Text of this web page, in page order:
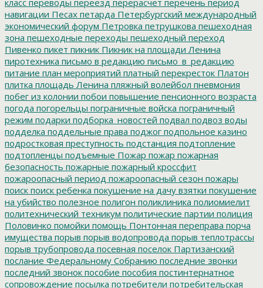
навигации Песах петарда Петербургский международный
экономический форум Петровка петрушкова пешеходная
зона пешеходные переходы пешеходный переход
Пивенко пикет пикник Пикник на площади Ленина
пиротехника письмо в редакцию письмо_в_редакцию
питание план мероприятий платный перекресток Платон
плитка площадь Ленина пляжный волейбол пневмония
побег из колонии побои повышение пенсионного возраста
погода погорельцы пограничные войска пограничный
режим подарки подборка_новостей подвал подвоз воды
подделка поддельные права поджог подпольное казино
подростковая преступность подстанция подтопление
подтопленцы подъемные Пожар пожар пожарная
безопасность пожарные пожарный кроссфит
пожароопасный период пожароопасный сезон пожары
поиск поиск ребенка покушение на дачу взятки покушение
на убийство полезное полигон поликлиника полиомиелит
политехнический техникум политические партии полиция
Половинко помойки помощь Понтонная переправа порча
имущества порыв порыв водопровода порыв теплотрассы
порыв трубопровода посевная поселок Партизанский
послание Федеральному Собранию последние звонки
последний звонок пособие пособия постинтернатное
сопровождение посылка потребители потребительская